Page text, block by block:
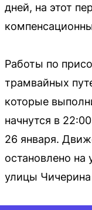
дней, на этот
Работы по
трамвайных
которые
начнутся в
26 января.
остановлено на
улицы